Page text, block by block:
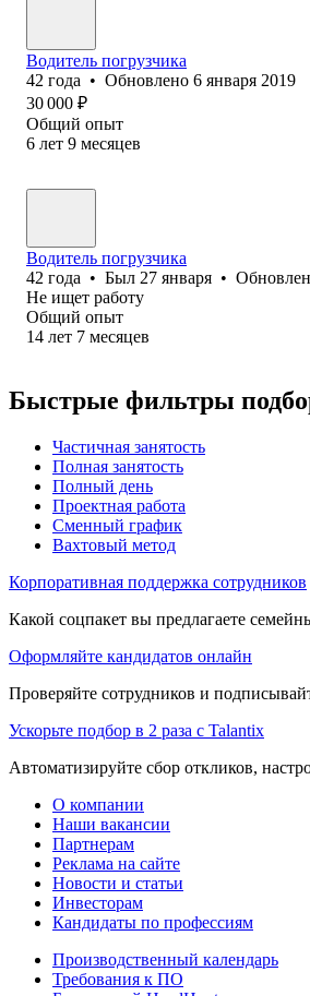
Водитель погрузчика
42 года • Обновлено 6 января 2019
30 000 ₽
Общий опыт
6 лет 9 месяцев
Водитель погрузчика
42 года • Был 27 января •
Не ищет работу
Общий опыт
14 лет 7 месяцев
Быстрые фильтры
Частичная занятость
Полная занятость
Полный день
Проектная работа
Сменный график
Вахтовый метод
Корпоративная поддержка сотрудников
Какой соцпакет вы предлагаете
Оформляйте кандидатов онлайн
Проверяйте сотрудников и
Ускорьте подбор в 2 раза с Talantix
Автоматизируйте сбор откликов,
О компании
Наши вакансии
Партнерам
Реклама на сайте
Новости и статьи
Инвесторам
Кандидаты по профессиям
Производственный календарь
Требования к ПО